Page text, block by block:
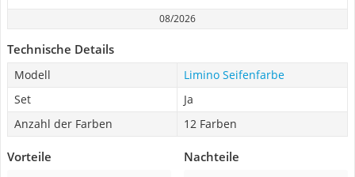
08/2026
Technische Details
Modell
Limino Seifenfarbe
Set
Ja
Anzahl der Farben
12 Farben
Vorteile Nachteile